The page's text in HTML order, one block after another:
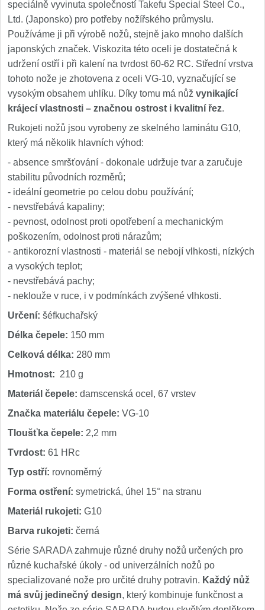
speciálně vyvinuta společností Takefu Special Steel Co.,
Ltd. (Japonsko) pro potřeby nožířského průmyslu.
Používáme ji při výrobě nožů, stejně jako mnoho dalších
japonských značek. Viskozita této oceli je dostatečná k
udržení ostří i při kalení na tvrdost 60-62 RC. Střední vrstva
tohoto nože je zhotovena z oceli VG-10, vyznačující se
vysokým obsahem uhlíku. Díky tomu má nůž vynikající
krájecí vlastnosti – značnou ostrost i kvalitní řez.
Rukojeti nožů jsou vyrobeny ze skelného laminátu G10,
který má několik hlavních výhod:
- absence smršťování - dokonale udržuje tvar a zaručuje
stabilitu původních rozměrů;
- ideální geometrie po celou dobu používání;
- nevstřebává kapaliny;
- pevnost, odolnost proti opotřebení a mechanickým
poškozením, odolnost proti nárazům;
- antikorozní vlastnosti - materiál se nebojí vlhkosti, nízkých
a vysokých teplot;
- nevstřebává pachy;
- neklouže v ruce, i v podmínkách zvýšené vlhkosti.
Určení: šéfkuchařský
Délka čepele: 150 mm
Celková délka: 280 mm
Hmotnost: 210 g
Materiál čepele: damscenská ocel, 67 vrstev
Značka materiálu čepele: VG-10
Tloušťka čepele: 2,2 mm
Tvrdost: 61 HRc
Typ ostří: rovnoměrný
Forma ostření: symetrická, úhel 15° na stranu
Materiál rukojeti: G10
Barva rukojeti: černá
Série SARADA zahrnuje různé druhy nožů určených pro
různé kuchařské úkoly - od univerzálních nožů po
specializované nože pro určité druhy potravin. Každý nůž
má svůj jedinečný design, který kombinuje funkčnost a